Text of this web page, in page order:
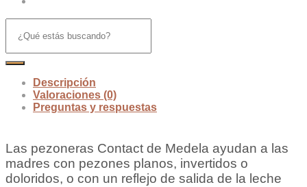
Descripción
Valoraciones (0)
Preguntas y respuestas
Las pezoneras Contact de Medela ayudan a las
madres con pezones planos, invertidos o
doloridos, o con un reflejo de salida de la leche